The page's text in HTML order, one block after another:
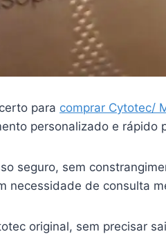
para comprar Cytotec/
personalizado e rápido
seguro, sem
necessidade de consulta
original, sem precisar